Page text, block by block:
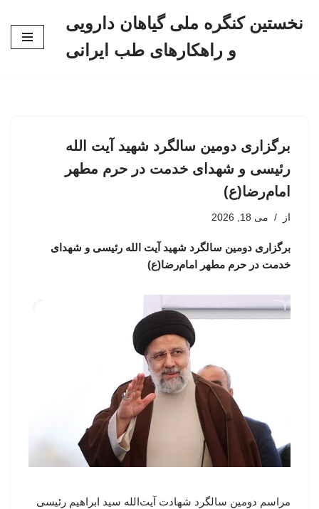
نخستین کنگره ملی گیاهان دارویی
و راهکارهای طب ایرانی
برگزاری دومین سالگرد شهید آیت الله
رئیسی و شهدای خدمت در حرم مطهر
امام‌رضا(ع)
از می 18, 2026
برگزاری دومین سالگرد شهید آیت الله رئیسی و شهدای
خدمت در حرم مطهر امام‌رضا(ع)
مراسم دومین سالگرد شهادت آیت‌الله سید ابراهیم رئیسی